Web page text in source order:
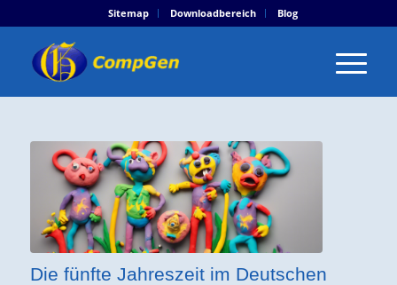
Sitemap Downloadbereich Blog
Die fünfte Jahreszeit im Deutschen